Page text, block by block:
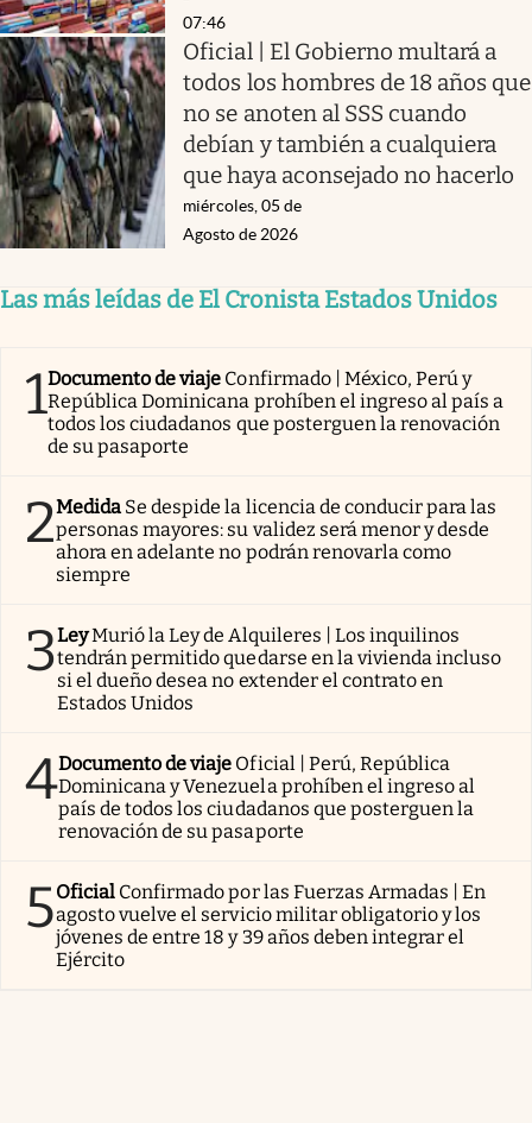
07:46
Oficial | El Gobierno multará a
todos los hombres de 18 años que
no se anoten al SSS cuando
debían y también a cualquiera
que haya aconsejado no hacerlo
miércoles, 05 de
Agosto de 2026
Las más leídas de El Cronista Estados Unidos
1Documento de viaje Confirmado | México, Perú y
República Dominicana prohíben el ingreso al país a
todos los ciudadanos que posterguen la renovación
de su pasaporte
2Medida Se despide la licencia de conducir para las
personas mayores: su validez será menor y desde
ahora en adelante no podrán renovarla como
siempre
3LeyMurió la Ley de Alquileres | Los inquilinos
tendrán permitido quedarse en la vivienda incluso
si el dueño desea no extender el contrato en
Estados Unidos
4Documento de viaje Oficial | Perú, República
Dominicana y Venezuela prohíben el ingreso al
país de todos los ciudadanos que posterguen la
renovación de su pasaporte
5Oficial Confirmado por las Fuerzas Armadas | En
agosto vuelve el servicio militar obligatorio y los
jóvenes de entre 18 y 39 años deben integrar el
Ejército